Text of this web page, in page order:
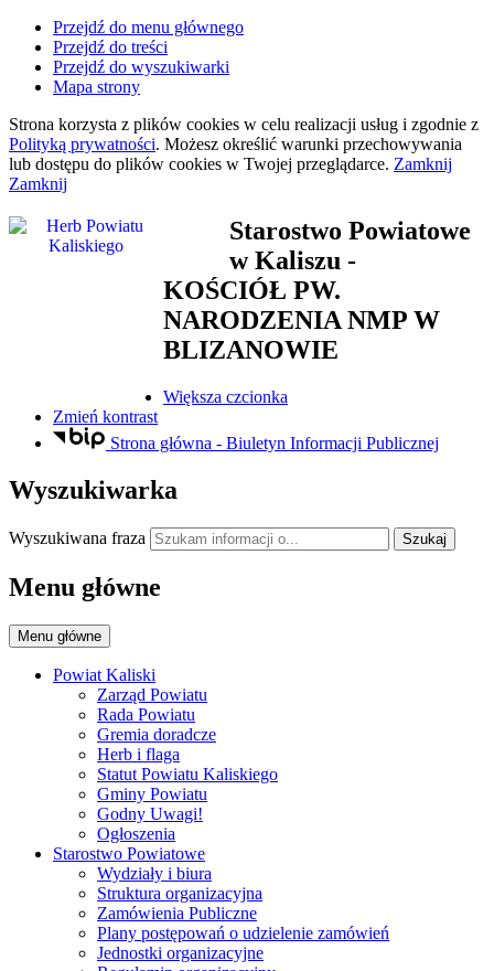
Przejdź do menu głównego
Przejdź do treści
Przejdź do wyszukiwarki
Mapa strony
Strona korzysta z plików cookies w celu realizacji usług i zgodnie z
Polityką prywatności. Możesz określić warunki przechowywania
lub dostępu do plików cookies w Twojej przeglądarce. Zamknij
Zamknij
Starostwo Powiatowe
w Kaliszu -
KOŚCIÓŁ PW.
NARODZENIA NMP W
BLIZANOWIE
Większa czcionka
Zmień kontrast
Strona główna - Biuletyn Informacji Publicznej
Wyszukiwarka
Wyszukiwana fraza Szukaj
Menu główne
Menu główne
Powiat Kaliski
Zarząd Powiatu
Rada Powiatu
Gremia doradcze
Herb i flaga
Statut Powiatu Kaliskiego
Gminy Powiatu
Godny Uwagi!
Ogłoszenia
Starostwo Powiatowe
Wydziały i biura
Struktura organizacyjna
Zamówienia Publiczne
Plany postępowań o udzielenie zamówień
Jednostki organizacyjne